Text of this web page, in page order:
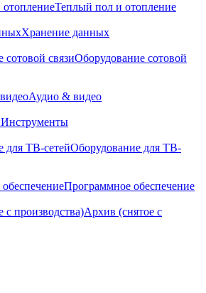
Теплый пол и отопление
Хранение данных
Оборудование сотовой
Аудио & видео
Инструменты
Оборудование для ТВ-
Программное обеспечение
Архив (снятое с